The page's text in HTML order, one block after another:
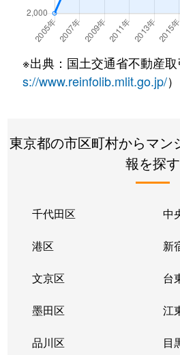
石原
2,700万円
両
石原
2,500万円
両国
石原
2,200万円
両
石原
6,000万円
両
4,100万円
両国
石原
両
石原
両
石原
両
石原
両
押上
押
※出典：国土交通省不動産
s://www.reinfolib.mlit.go.jp/
東京都の市区町村からマン
報を探す
千代田区 中
港区 新
文京区 台
墨田区 江
品川区 目